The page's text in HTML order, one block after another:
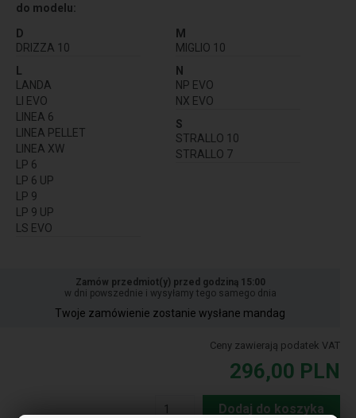
do modelu:
D
DRIZZA 10
L
LANDA
LI EVO
LINEA 6
LINEA PELLET
LINEA XW
LP 6
LP 6 UP
LP 9
LP 9 UP
LS EVO
M
MIGLIO 10
N
NP EVO
NX EVO
S
STRALLO 10
STRALLO 7
Zamów przedmiot(y) przed godziną 15:00
w dni powszednie i wysyłamy tego samego dnia
Twoje zamówienie zostanie wysłane mandag
Ceny zawierają podatek VAT
296,00 PLN
Dodaj do koszyka